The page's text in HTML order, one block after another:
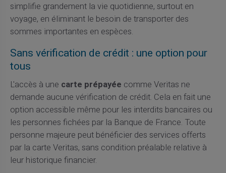
simplifie grandement la vie quotidienne, surtout en
voyage, en éliminant le besoin de transporter des
sommes importantes en espèces.
Sans vérification de crédit : une option pour
tous
L'accès à une carte prépayée comme Veritas ne
demande aucune vérification de crédit. Cela en fait une
option accessible même pour les interdits bancaires ou
les personnes fichées par la Banque de France. Toute
personne majeure peut bénéficier des services offerts
par la carte Veritas, sans condition préalable relative à
leur historique financier.